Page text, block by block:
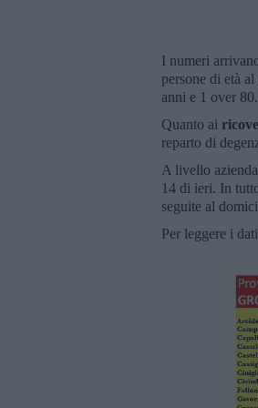
I numeri
persone di età
anni e 1 over
Quanto ai
reparto di
A livello
14 di ieri. In
seguite al
Per leggere i